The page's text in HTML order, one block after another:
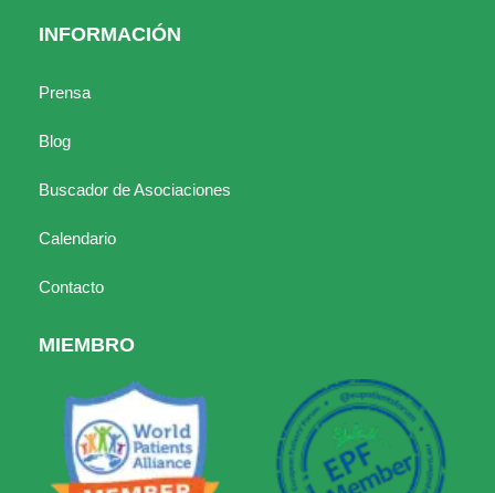
INFORMACIÓN
Prensa
Blog
Buscador de Asociaciones
Calendario
Contacto
MIEMBRO